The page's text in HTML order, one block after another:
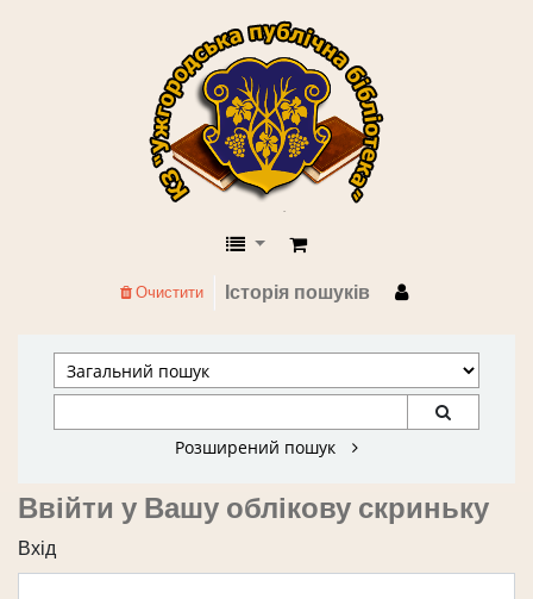
КЗ "Ужгородська публічна
Історія пошуків
Очистити
Розширений пошук
Ввійти у Вашу облікову скриньку
Вхід